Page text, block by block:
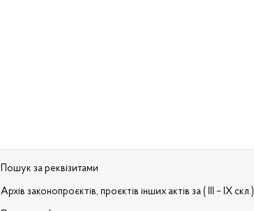
Пошук за реквізитами
Архів законопроєктів, проєктів інших актів за ( III – IX скл.)